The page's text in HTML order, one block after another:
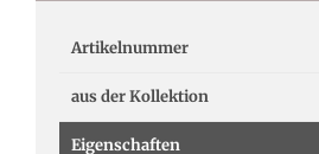
Artikelnummer
aus der Kollektion
Eigenschaften